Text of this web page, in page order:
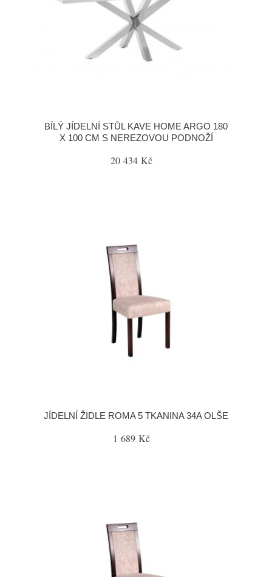
BÍLÝ JÍDELNÍ STŮL KAVE HOME ARGO 180
X 100 CM S NEREZOVOU PODNOŽÍ
20 434 Kč
JÍDELNÍ ŽIDLE ROMA 5 TKANINA 34A OLŠE
1 689 Kč